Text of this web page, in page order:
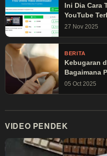
Ini Dia Cara
YouTube
27 Nov 2025
BERITA
Kebugaran
Bagaimana
Dikenakan
05 Oct 2025
VIDEO PENDEK